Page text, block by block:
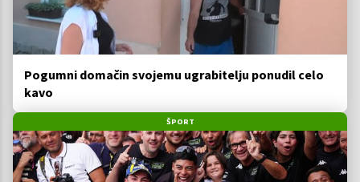
Pogumni domačin svojemu ugrabitelju ponudil celo
kavo
ŠPORT